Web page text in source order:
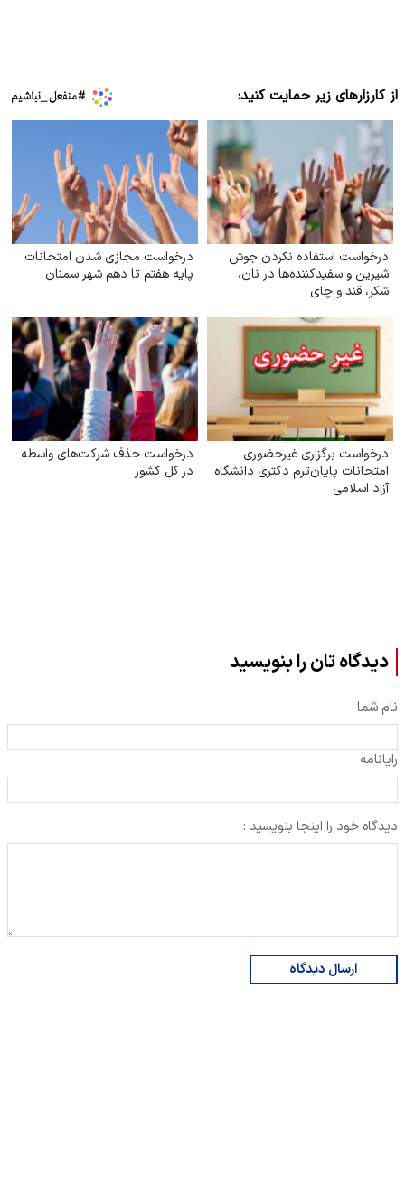
از کارزارهای زیر حمایت کنید:
درخواست استفاده نکردن جوش
شیرین و سفیدکننده‌ها در نان،
شکر، قند و چای
درخواست مجازی شدن امتحانات
پایه هفتم تا دهم شهر سمنان
درخواست برگزاری غیرحضوری
امتحانات پایان‌ترم دکتری دانشگاه
آزاد اسلامی
درخواست حذف شرکت‌های واسطه
در کل کشور
دیدگاه تان را بنویسید
نام شما
رایانامه
دیدگاه خود را اینجا بنویسید :
ارسال دیدگاه